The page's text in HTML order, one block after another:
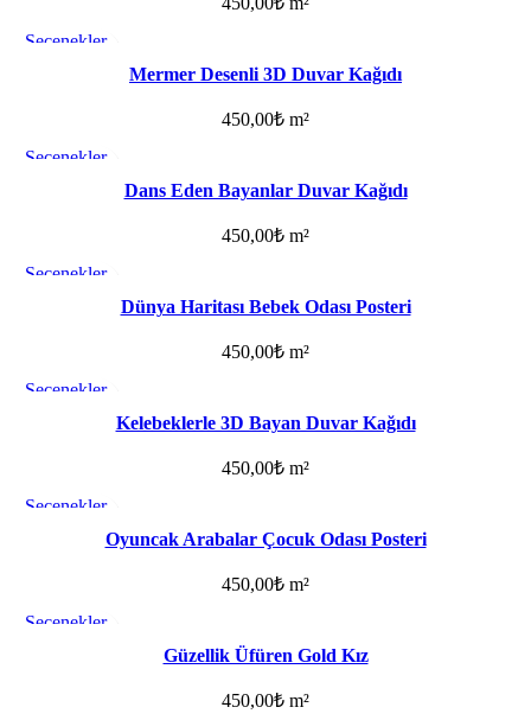
Seçenekler
Mermer Desenli 3D Duvar Kağıdı
450,00₺ m²
Seçenekler
Dans Eden Bayanlar Duvar Kağıdı
450,00₺ m²
Seçenekler
Dünya Haritası Bebek Odası Posteri
450,00₺ m²
Seçenekler
Favorilere ekleKelebeklerle 3D Bayan Duvar Kağıdı
450,00₺ m²
Seçenekler
Favorilere ekleOyuncak Arabalar Çocuk Odası Posteri
450,00₺ m²
Seçenekler
Güzellik Üfüren Gold Kız
450,00₺ m²